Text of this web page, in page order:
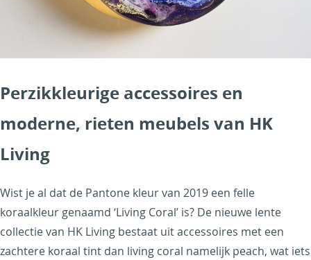
Perzikkleurige accessoires en
moderne, rieten meubels van HK
Living
Wist je al dat de Pantone kleur van 2019 een felle
koraalkleur genaamd ‘Living Coral’ is? De nieuwe lente
collectie van HK Living bestaat uit accessoires met een
zachtere koraal tint dan living coral namelijk peach, wat iets